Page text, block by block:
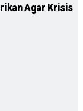
Agar Krisis